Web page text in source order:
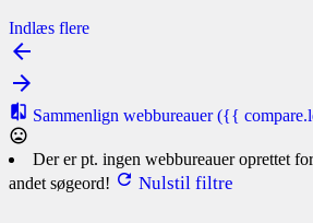
Indlæs flere
Sammenlign webbureauer({{
Der er pt. ingen webbureauer oprettet
andet søgeord!
Nulstil filtre